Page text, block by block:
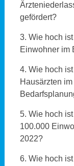
gefördert?
3. Wie hoch
Einwohner im
4. Wie hoch
Hausärzten
5. Wie hoch
100.000
2022?
6. Wie hoch